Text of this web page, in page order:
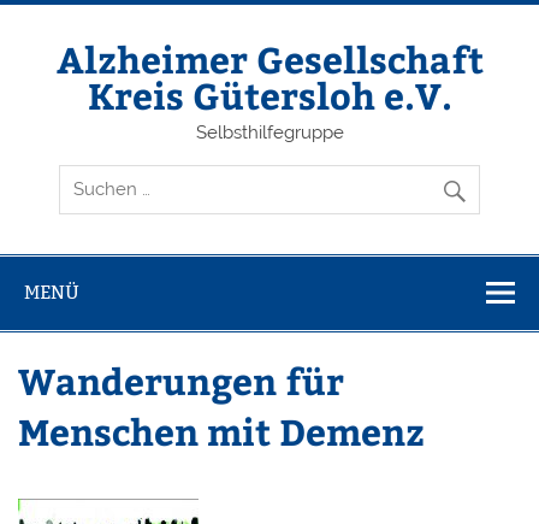
Zum
springenAlzheimer Gesellschaft
Kreis Gütersloh e.V.
Selbsthilfegruppe
MENÜ
Wanderungen für
Menschen mit Demenz